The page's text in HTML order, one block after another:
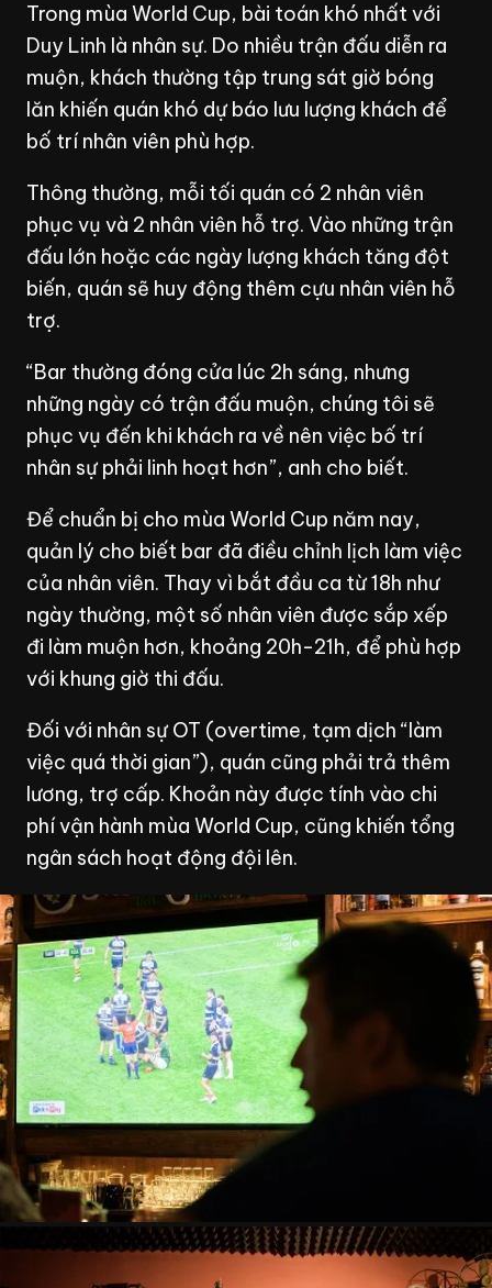
Trong mùa World Cup, bài toán khó nhất với
Duy Linh là nhân sự. Do nhiều trận đấu diễn ra
muộn, khách thường tập trung sát giờ bóng
lăn khiến quán khó dự báo lưu lượng khách để
bố trí nhân viên phù hợp.
Thông thường, mỗi tối quán có 2 nhân viên
phục vụ và 2 nhân viên hỗ trợ. Vào những trận
đấu lớn hoặc các ngày lượng khách tăng đột
biến, quán sẽ huy động thêm cựu nhân viên hỗ
trợ.
“Bar thường đóng cửa lúc 2h sáng, nhưng
những ngày có trận đấu muộn, chúng tôi sẽ
phục vụ đến khi khách ra về nên việc bố trí
nhân sự phải linh hoạt hơn”, anh cho biết.
Để chuẩn bị cho mùa World Cup năm nay,
quản lý cho biết bar đã điều chỉnh lịch làm việc
của nhân viên. Thay vì bắt đầu ca từ 18h như
ngày thường, một số nhân viên được sắp xếp
đi làm muộn hơn, khoảng 20h-21h, để phù hợp
với khung giờ thi đấu.
Đối với nhân sự OT (overtime, tạm dịch “làm
việc quá thời gian”), quán cũng phải trả thêm
lương, trợ cấp. Khoản này được tính vào chi
phí vận hành mùa World Cup, cũng khiến tổng
ngân sách hoạt động đội lên.